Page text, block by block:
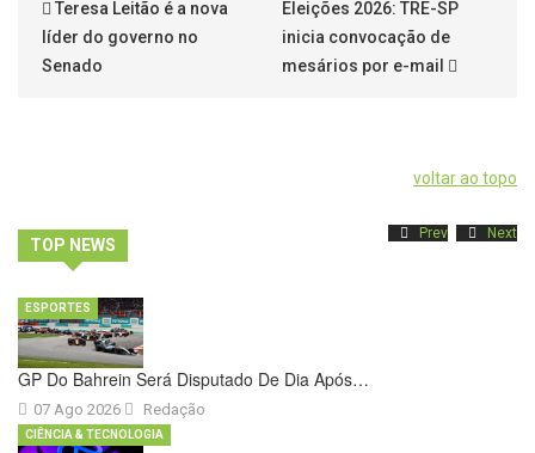
Teresa Leitão é a nova
líder do governo no
Senado
Eleições 2026: TRE-SP
inicia convocação de
mesários por e-mail
voltar ao topo
TOP NEWS
Prev Next
GP Do Bahrein Será Disputado De Dia Após…
07 Ago 2026
ESPORTES
Redação
CIÊNCIA & TECNOLOGIA